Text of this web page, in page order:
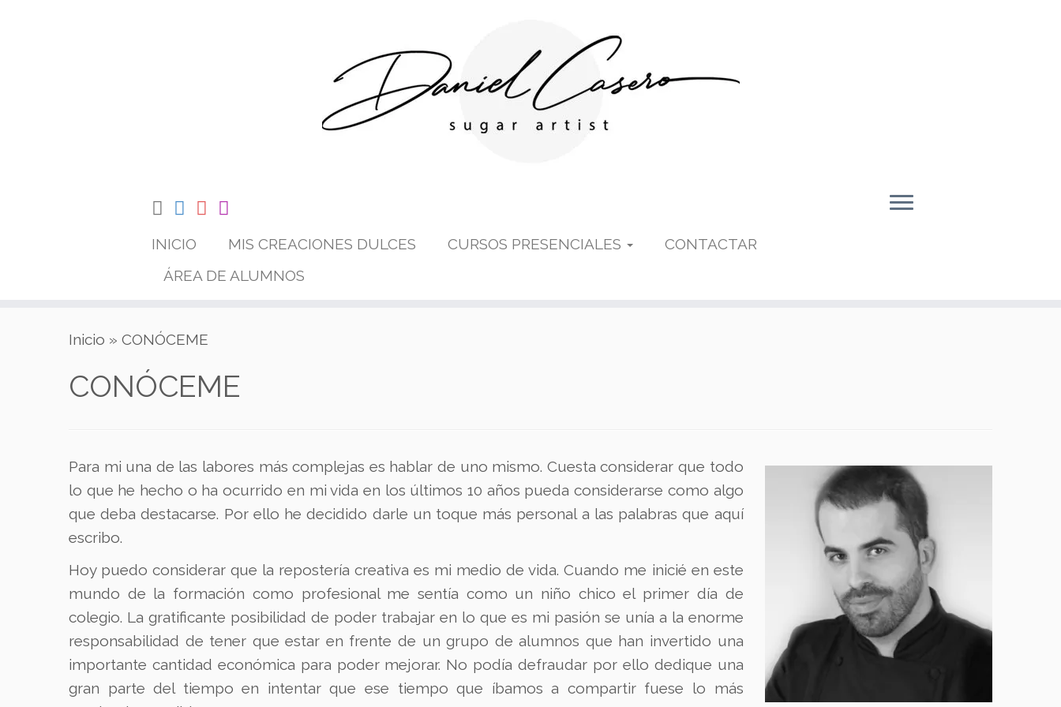
INICIO MIS CREACIONES DULCES CURSOS PRESENCIALES
CONTACTAR
ÁREA DE ALUMNOS
Inicio » CONÓCEME
CONÓCEME
Para mi una de las labores más complejas es hablar de uno mismo. Cuesta considerar que todo
lo que he hecho o ha ocurrido en mi vida en los últimos 10 años pueda considerarse como algo
que deba destacarse. Por ello he decidido darle un toque más personal a las palabras que aquí
escribo.
Hoy puedo considerar que la repostería creativa es mi medio de vida. Cuando me inicié en este
mundo de la formación como profesional me sentía como un niño chico el primer día de
colegio. La gratificante posibilidad de poder trabajar en lo que es mi pasión se unía a la enorme
responsabilidad de tener que estar en frente de un grupo de alumnos que han invertido una
importante cantidad económica para poder mejorar. No podía defraudar por ello dedique una
gran parte del tiempo en intentar que ese tiempo que íbamos a compartir fuese lo más